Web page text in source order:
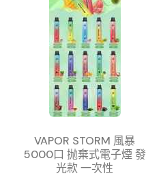
VAPOR STORM 風暴
5000口 抛棄式電子煙 發
光款 一次性